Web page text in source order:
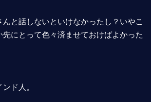
んと話しないといけなかったし？いやこ
先にとって色々済ませておけばよかった
ド人。